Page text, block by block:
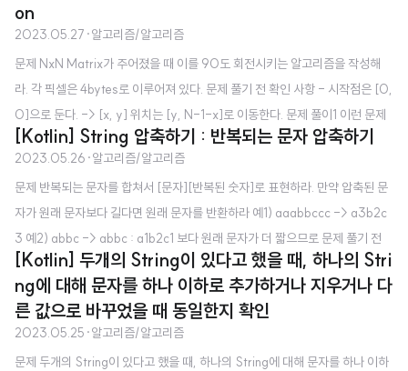
0으로 만든다. class Solution { fun makeZero(matrix: Array) { if (matri
x.size == 0) return val rowDoneArray = BooleanArray(matrix.size)
val columnDoneArray = BooleanArray(matrix[0].size) matrix.forEa
chIndex..
on
2023.05.27 ·알고리즘/알고리즘
문제 NxN Matrix가 주어졌을 때 이를 90도 회전시키는 알고리즘을 작성해
라. 각 픽셀은 4bytes로 이루어져 있다. 문제 풀기 전 확인 사항 - 시작점은 [0,
0]으로 둔다. -> [x, y] 위치는 [y, N-1-x]로 이동한다. 문제 풀이1 이런 문제
는 먼저 쉬운 방식으로 풀어야 한다. 1. 같은 크기의 Matrix를 만들어낸다. 2.
[x, y] 위치의 원소를 새로운 Matrix의 [y, N-1-x] 로 이동한다. class Soluti
on() { fun rotate(matrix: Array): Array { val SIZE_N = matrix.size val
newMatrix = Array(SIZE_N) { IntArray(SIZE_N) } matrix.forEachInd
exed { r..
[Kotlin] String 압축하기 : 반복되는 문자 압축하기
2023.05.26 ·알고리즘/알고리즘
문제 반복되는 문자를 합쳐서 [문자][반복된 숫자]로 표현하라. 만약 압축된 문
자가 원래 문자보다 길다면 원래 문자를 반환하라 예1) aaabbccc -> a3b2c
3 예2) abbc -> abbc : a1b2c1 보다 원래 문자가 더 짧으므로 문제 풀기 전
확인 사항 - String에 스페이스가 있는가? - 같은 길이면 어떻게 하는가? 문제
풀이 - string의 첫 Char로 초기화 하고 포인터를 1씩 증가시키면서 같은 Cha
r이 나오는지 확인해야 한다. - 같은 Char이 나오면 counter을 1씩 증가시킨
다. - 다른 Char이 나오면 StringBuilder에 추가한다. class Solution() { fun
compress(string: String) : String { var pointe..
[Kotlin] 두개의 String이 있다고 했을 때, 하나의 Stri
ng에 대해 문자를 하나 이하로 추가하거나 지우거나 다
른 값으로 바꾸었을 때 동일한지 확인
2023.05.25 ·알고리즘/알고리즘
문제 두개의 String이 있다고 했을 때, 하나의 String에 대해 문자를 하나 이하